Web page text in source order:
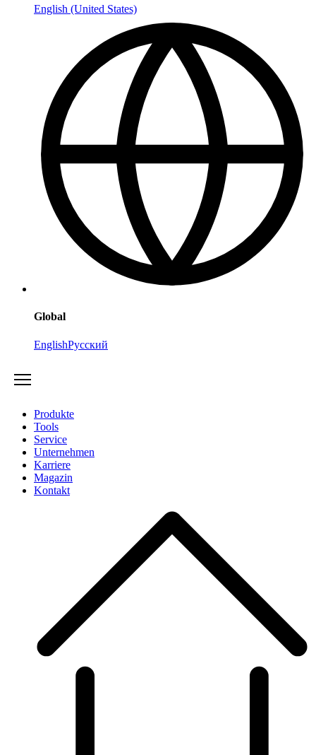
English (United States)
Global
EnglishРусский
Produkte
Tools
Service
Unternehmen
Karriere
Magazin
Kontakt